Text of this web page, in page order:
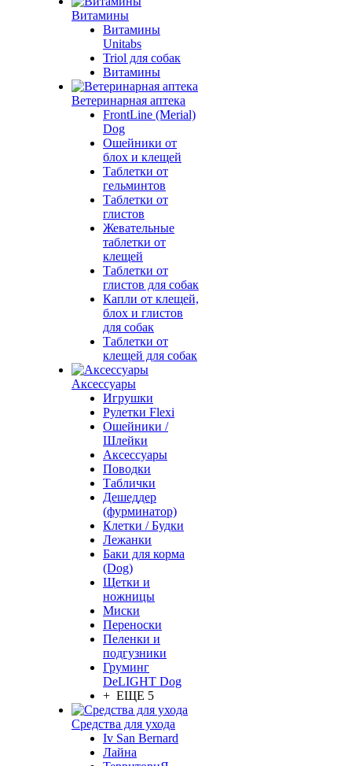
Витамины
Витамины
Unitabs
Triol для собак
Витамины
Ветеринарная аптека
FrontLine (Merial)
Dog
Ошейники от
блох и клещей
Таблетки от
гельминтов
Таблетки от
глистов
Жевательные
таблетки от
клещей
Таблетки от
глистов для собак
Капли от клещей,
блох и глистов
для собак
Таблетки от
клещей для собак
Аксессуары
Игрушки
Рулетки Flexi
Ошейники /
Шлейки
Аксессуары
Поводки
Таблички
Дешеддер
(фурминатор)
Клетки / Будки
Лежанки
Баки для корма
(Dog)
Щетки и
ножницы
Миски
Переноски
Пеленки и
подгузники
Груминг
DeLIGHT Dog
+ ЕЩЕ 5
Средства для ухода
Iv San Bernard
Лайна